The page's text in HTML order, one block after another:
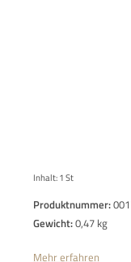
Inhalt:1 St
Produktnummer:
Gewicht:0,47 kg
Mehr erfahren